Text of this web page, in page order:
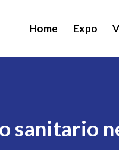
Home Expo
sanitario